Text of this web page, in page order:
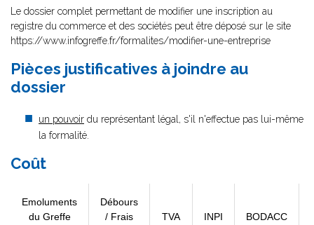
Le dossier complet permettant de modifier une inscription au
registre du commerce et des sociétés peut être déposé sur le site
https://www.infogreffe.fr/formalites/modifier-une-entreprise
Pièces justificatives à joindre au
dossier
un pouvoir du représentant légal, s'il n'effectue pas lui-même
la formalité.
Coût
Emoluments
du Greffe
Débours
/ Frais
TVA INPI BODACC